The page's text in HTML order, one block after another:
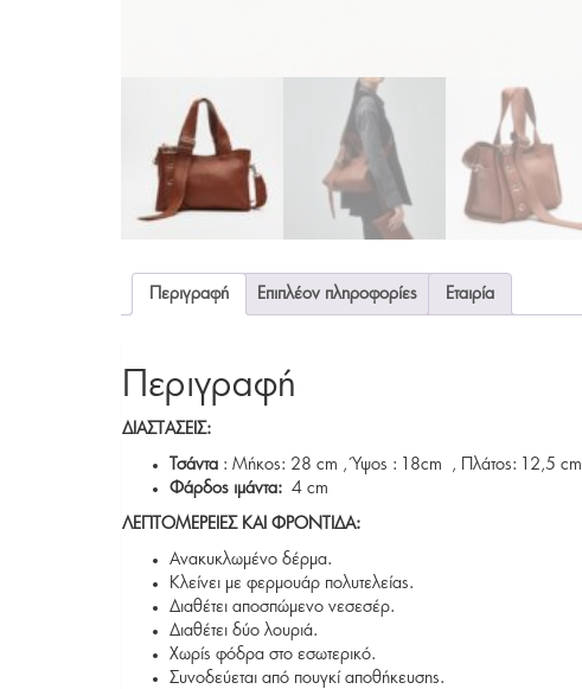
Περιγραφή Επιπλέον πληροφορίες Εταιρία
Περιγραφή
ΔΙΑΣΤΑΣΕΙΣ:
Τσάντα : Μήκος: 28 cm , Ύψος : 18cm , Πλάτος: 12,5 cm
Φάρδος ιμάντα: 4 cm
ΛΕΠΤΟΜΕΡΕΙΕΣ ΚΑΙ ΦΡΟΝΤΙΔΑ:
Ανακυκλωμένο δέρμα.
Κλείνει με φερμουάρ πολυτελείας.
Διαθέτει αποσπώμενο νεσεσέρ.
Διαθέτει δύο λουριά.
Χωρίς φόδρα στο εσωτερικό.
Συνοδεύεται από πουγκί αποθήκευσης.